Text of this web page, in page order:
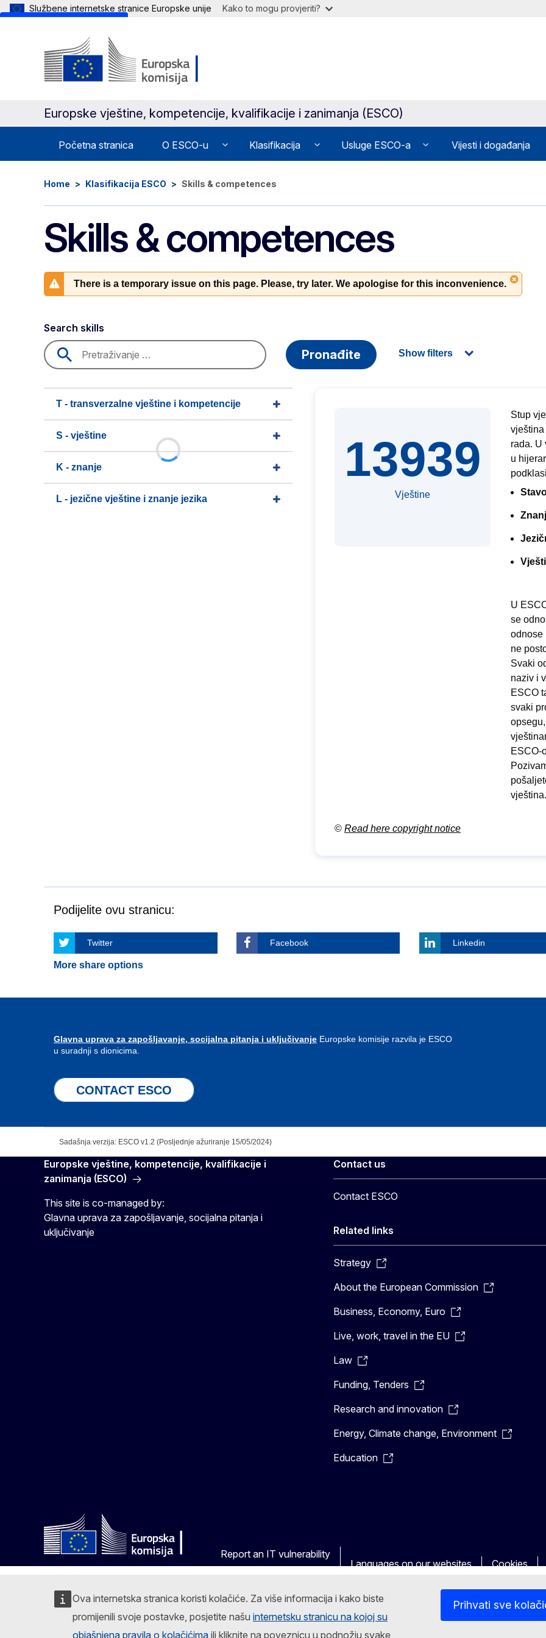
Službene internetske stranice Europske unije Kako to mogu provjeriti?
Ova internetska stranica koristi kolačiće. Za više informacija i kako biste
promijenili svoje postavke, posjetite našu internetsku stranicu na kojoj su
objašnjena pravila o kolačićima ili kliknite na poveznicu u podnožju svake
Prihvati sve
Europske vještine, kompetencije, kvalifikacije i zanimanja (ESCO)
Početna stranica O ESCO-u Klasifikacija Usluge ESCO-a Vijesti i događanja
Home Klasifikacija ESCO Skills & competences
Skills & competences
There is a temporary issue on this page. Please, try later. We apologise for this inconvenience.
Search skills
Pronađite Show filters
T - transverzalne vještine i kompetencije
S - vještine
K - znanje
L - jezične vještine i znanje jezika
13939
Vještine
Stup
vještina
rada. U
u
U
se
odnose
ne
Svaki
naziv i
ESCO
svaki
ESCO-
vještina.
© Read here copyright notice
Podijelite ovu stranicu:
Twitter Facebook Linkedin
More share options
Glavna uprava za zapošljavanje, socijalna pitanja i uključivanje Europske komisije razvila je ESCO
u suradnji s dionicima.
CONTACT ESCO
Sadašnja verzija: ESCO v1.2 (Posljednje ažuriranje 15/05/2024)
Europske vještine, kompetencije, kvalifikacije i
zanimanja (ESCO)
This site is co-managed by:
Glavna uprava za zapošljavanje, socijalna pitanja i
uključivanje
Contact us
Contact ESCO
Related links
Strategy
About the European Commission
Business, Economy, Euro
Live, work, travel in the EU
Law
Funding, Tenders
Research and innovation
Energy, Climate change, Environment
Education
Report an IT vulnerability
Languages on our websites
Cookies